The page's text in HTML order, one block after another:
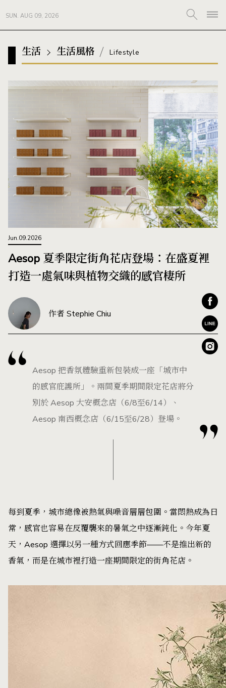
SUN. AUG 09, 2026
生活 生活風格 Lifestyle
Jun.09.2026
Aesop 夏季限定街角花店登場：在盛夏裡
打造一處氣味與植物交織的感官棲所
作者 Stephie Chiu
Aesop 把香氛體驗重新包裝成一座「城市中
的感官庇護所」。兩間夏季期間限定花店將分
別於 Aesop 大安概念店（6/8至6/14）、
Aesop 南西概念店（6/15至6/28）登場。
每到夏季，城市總像被熱氣與噪音層層包圍。當悶熱成為日
常，感官也容易在反覆襲來的暑氣之中逐漸鈍化。今年夏
天，Aesop 選擇以另一種方式回應季節——不是推出新的
香氣，而是在城市裡打造一座期間限定的街角花店。